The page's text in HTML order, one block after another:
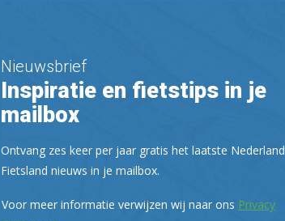
Nieuwsbrief
Inspiratie en fietstips in je
mailbox
Ontvang zes keer per jaar gratis het laatste Nederland
Fietsland nieuws in je mailbox.
Voor meer informatie verwijzen wij naar ons Privacy